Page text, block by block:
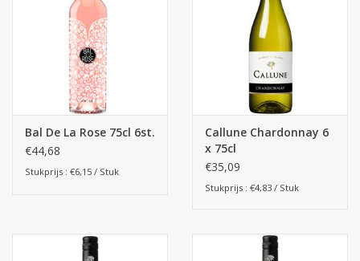
Bal De La Rose 75cl 6st.
€44,68
Stukprijs : €6,15 / Stuk
Callune Chardonnay 6
x 75cl
€35,09
Stukprijs : €4,83 / Stuk